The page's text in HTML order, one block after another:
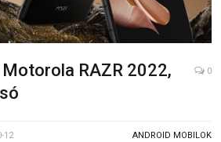
RAZR 2022,
0
12 ANDROID MOBILOK